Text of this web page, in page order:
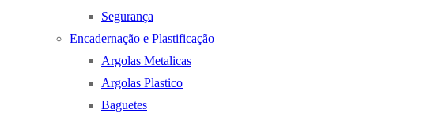
Segurança
Encadernação e Plastificação
Argolas Metalicas
Argolas Plastico
Baguetes